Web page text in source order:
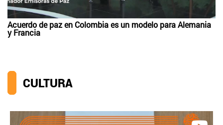
Acuerdo de paz en Colombia es un modelo para Alemania
y Francia
CULTURA